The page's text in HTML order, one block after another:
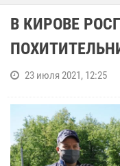
В КИРОВЕ
23 июля 2021, 12:25